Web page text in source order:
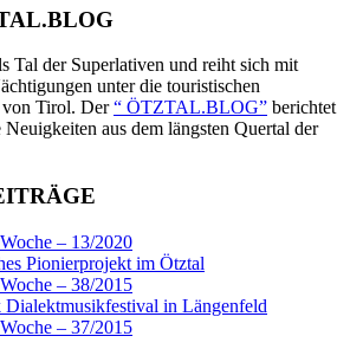
Tal der Superlativen und reiht sich mit
unter die touristischen
von Tirol. Der“ ÖTZTAL.BLOG” berichtet
Neuigkeiten aus dem längsten Quertal der
– 13/2020
Pionierprojekt im Ötztal
– 38/2015
in Längenfeld
– 37/2015